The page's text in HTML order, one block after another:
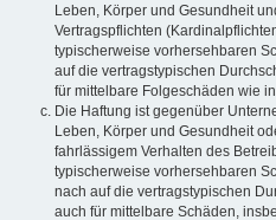
Leben, Körper und Gesundheit
Vertragspflichten
typischerweise vorhersehbaren
auf die vertragstypischen
für mittelbare Folgeschäden wie
Die Haftung ist gegenüber
Leben, Körper und Gesundheit
fahrlässigem Verhalten des
typischerweise vorhersehbaren
nach auf die vertragstypischen
auch für mittelbare Schäden,